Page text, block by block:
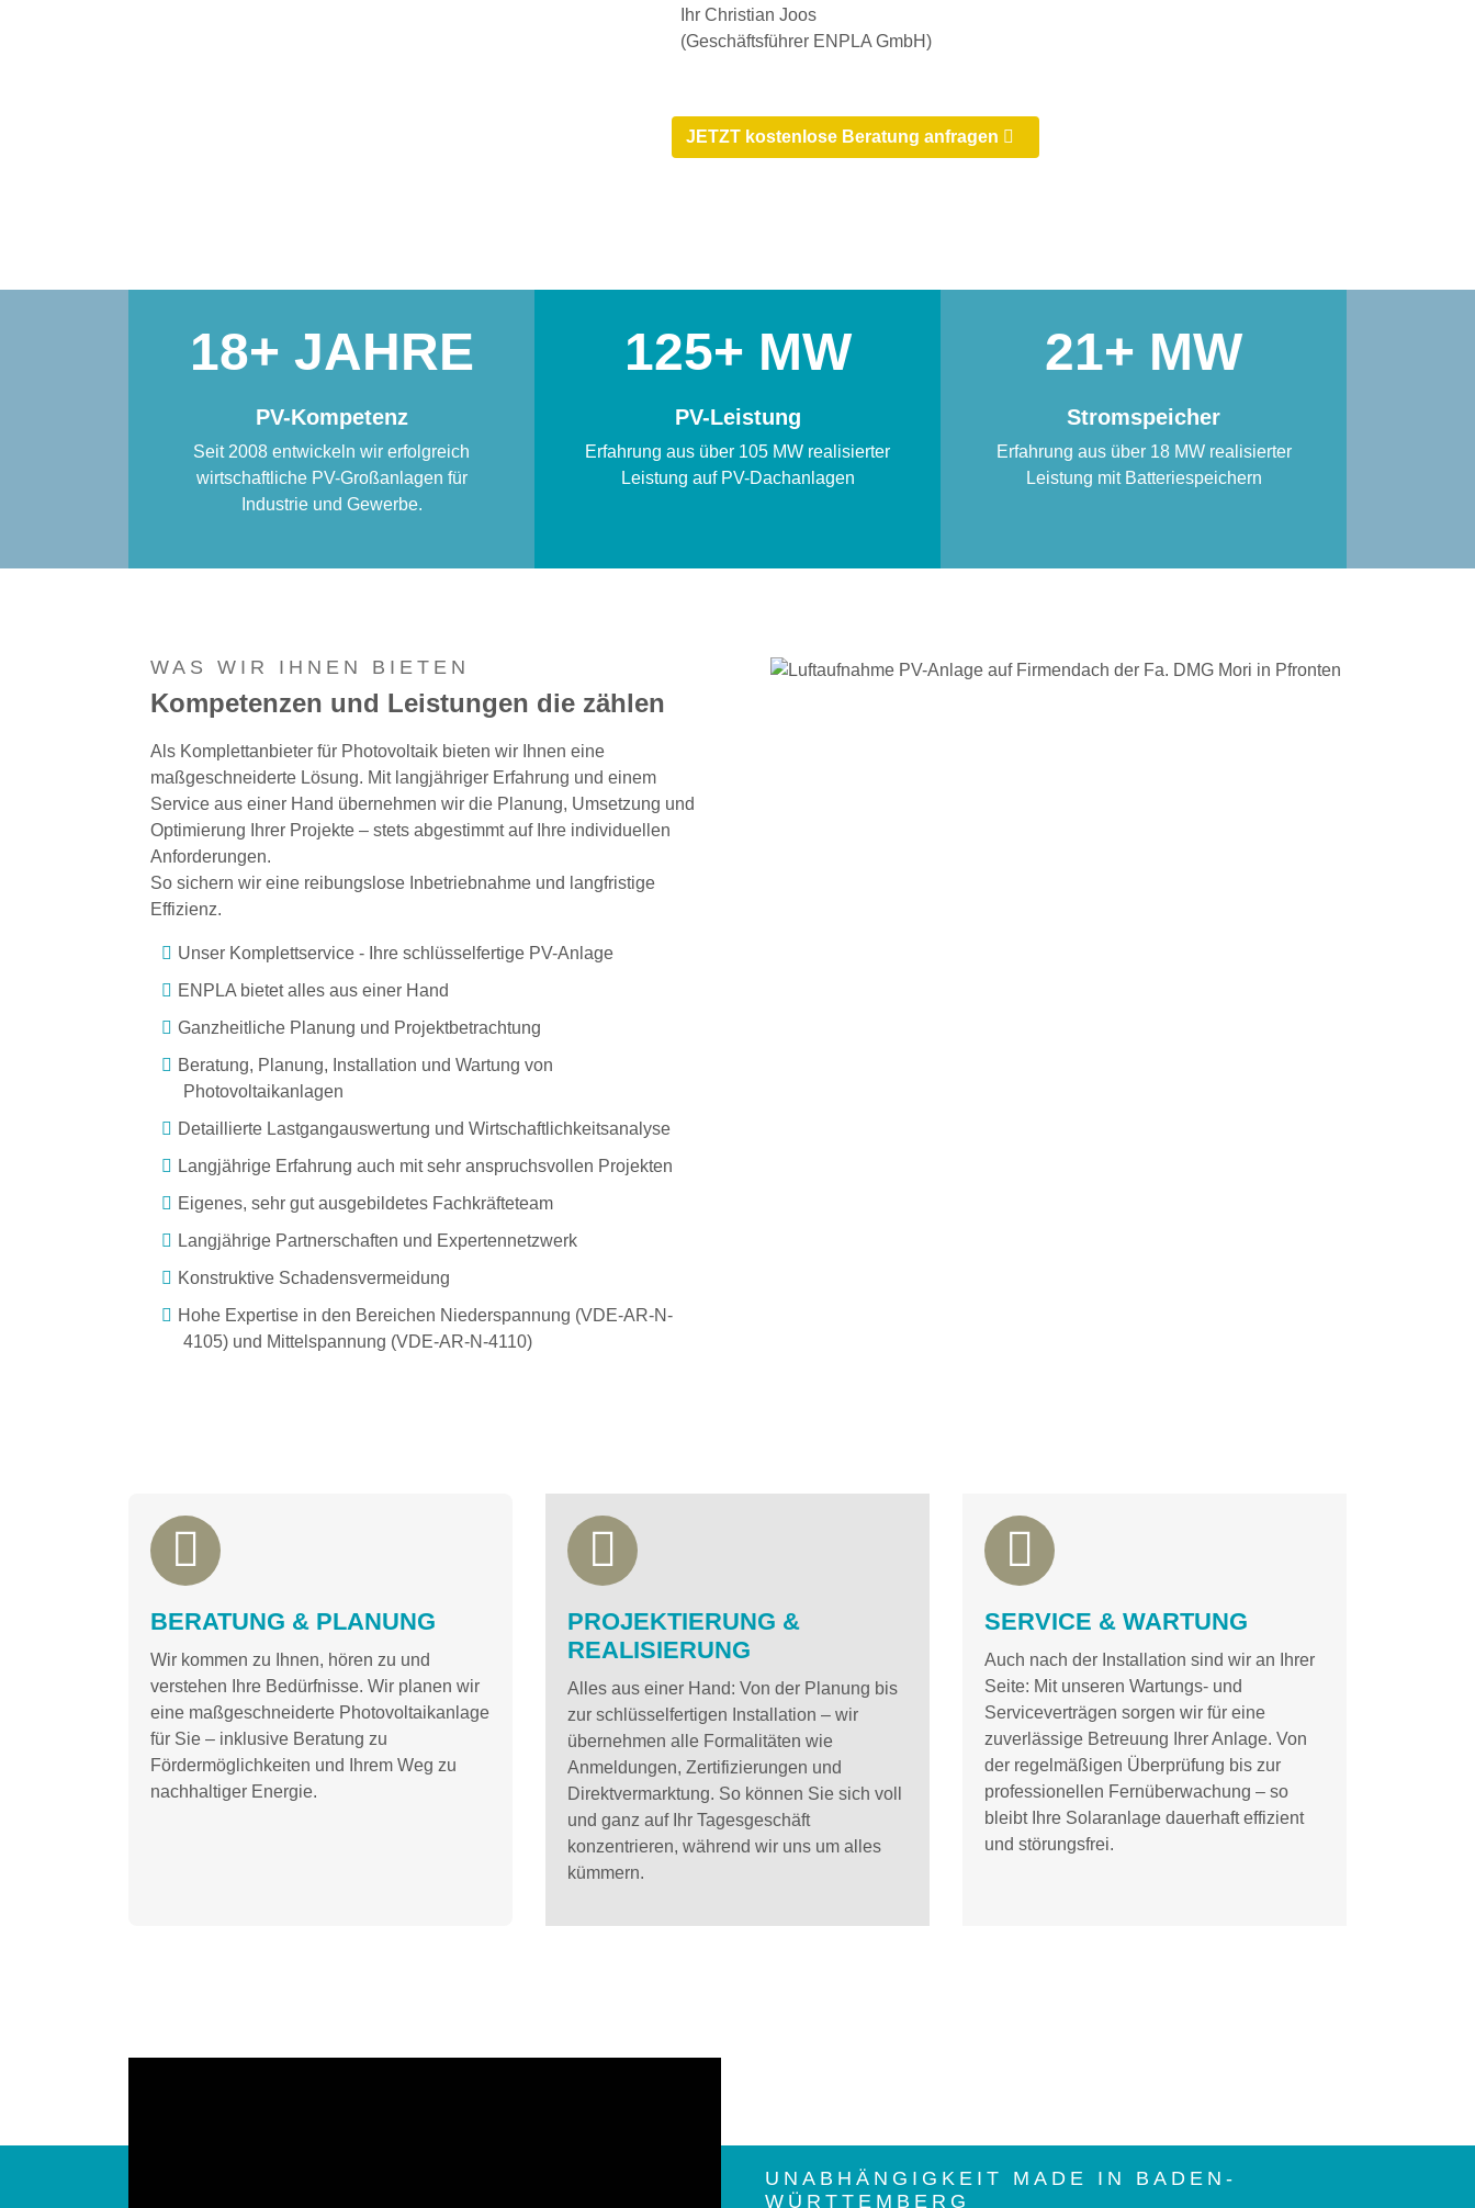
Ihr Christian Joos
(Geschäftsführer ENPLA GmbH)
JETZT kostenlose Beratung anfragen
18
PV-Kompetenz
Seit 2008 entwickeln wir erfolgreich
wirtschaftliche PV-Großanlagen für
Industrie und Gewerbe.
125
PV-Leistung
Erfahrung aus über 105 MW realisierter
Leistung auf PV-Dachanlagen
21
Stromspeicher
Erfahrung aus über 18 MW realisierter
Leistung mit Batteriespeichern
WAS WIR IHNEN BIETEN
Kompetenzen und Leistungen die zählen
Als Komplettanbieter für Photovoltaik bieten wir Ihnen eine
maßgeschneiderte Lösung. Mit langjähriger Erfahrung und einem
Service aus einer Hand übernehmen wir die Planung, Umsetzung und
Optimierung Ihrer Projekte – stets abgestimmt auf Ihre individuellen
Anforderungen.
So sichern wir eine reibungslose Inbetriebnahme und langfristige
Effizienz.
Unser Komplettservice - Ihre schlüsselfertige PV-Anlage
ENPLA bietet alles aus einer Hand
Ganzheitliche Planung und Projektbetrachtung
Beratung, Planung, Installation und Wartung von
Photovoltaikanlagen
Detaillierte Lastgangauswertung und Wirtschaftlichkeitsanalyse
Langjährige Erfahrung auch mit sehr anspruchsvollen Projekten
Eigenes, sehr gut ausgebildetes Fachkräfteteam
Langjährige Partnerschaften und Expertennetzwerk
Konstruktive Schadensvermeidung
Hohe Expertise in den Bereichen Niederspannung (VDE-AR-N-
4105) und Mittelspannung (VDE-AR-N-4110)
BERATUNG & PLANUNG
Wir kommen zu Ihnen, hören zu und
verstehen Ihre Bedürfnisse. Wir planen wir
eine maßgeschneiderte Photovoltaikanlage
für Sie – inklusive Beratung zu
Fördermöglichkeiten und Ihrem Weg zu
nachhaltiger Energie.
PROJEKTIERUNG &
REALISIERUNG
Alles aus einer Hand: Von der Planung bis
zur schlüsselfertigen Installation – wir
übernehmen alle Formalitäten wie
Anmeldungen, Zertifizierungen und
Direktvermarktung. So können Sie sich voll
und ganz auf Ihr Tagesgeschäft
konzentrieren, während wir uns um alles
kümmern.
SERVICE & WARTUNG
Auch nach der Installation sind wir an Ihrer
Seite: Mit unseren Wartungs- und
Serviceverträgen sorgen wir für eine
zuverlässige Betreuung Ihrer Anlage. Von
der regelmäßigen Überprüfung bis zur
professionellen Fernüberwachung – so
bleibt Ihre Solaranlage dauerhaft effizient
und störungsfrei.
UNABHÄNGIGKEIT MADE IN BADEN-
WÜRTTEMBERG